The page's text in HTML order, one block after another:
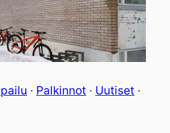
· Palkinnot · Uutiset ·